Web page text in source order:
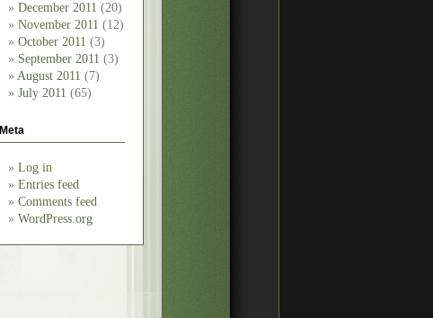
December 2011 (20)
November 2011 (12)
October 2011 (3)
September 2011 (3)
August 2011 (7)
July 2011 (65)
Meta
Log in
Entries feed
Comments feed
WordPress.org